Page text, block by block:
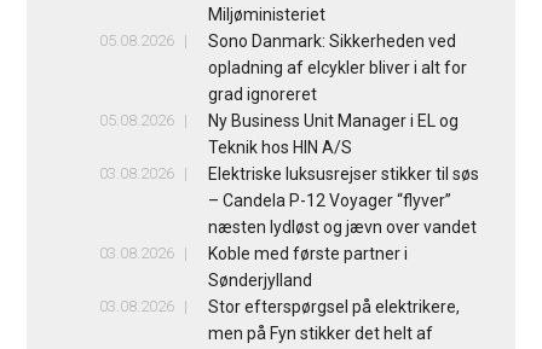
Miljøministeriet
05.08.2026
Sono Danmark: Sikkerheden ved
opladning af elcykler bliver i alt for
grad ignoreret
05.08.2026
Ny Business Unit Manager i EL og
Teknik hos HIN A/S
03.08.2026
Elektriske luksusrejser stikker til søs
– Candela P-12 Voyager “flyver”
næsten lydløst og jævn over vandet
03.08.2026
Koble med første partner i
Sønderjylland
03.08.2026
Stor efterspørgsel på elektrikere,
men på Fyn stikker det helt af